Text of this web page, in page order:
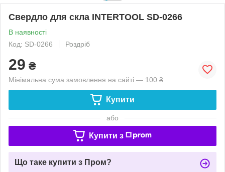
Свердло для скла INTERTOOL SD-0266
В наявності
Код: SD-0266
Роздріб
29 ₴
Мінімальна сума замовлення на сайті — 100 ₴
Купити
або
Купити з
Що таке купити з Пром?